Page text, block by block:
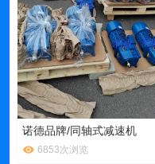
诺德品牌/同轴式减速机
6853次浏览